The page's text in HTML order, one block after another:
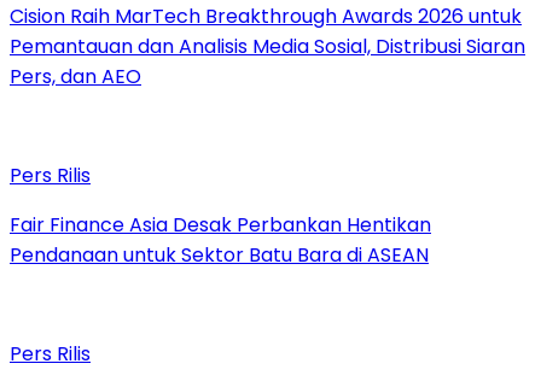
Cision Raih MarTech Breakthrough Awards 2026 untuk
Pemantauan dan Analisis Media Sosial, Distribusi Siaran
Pers, dan AEO
Pers Rilis
Fair Finance Asia Desak Perbankan Hentikan
Pendanaan untuk Sektor Batu Bara di ASEAN
Pers Rilis